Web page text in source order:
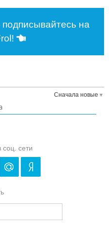
на
Сначала новые
соц. сети